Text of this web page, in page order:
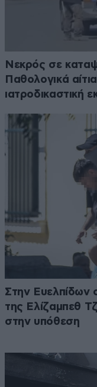
Νεκρός σε
Παθολογικά
ιατροδικαστική
Στην Ευελπίδων
της Ελίζαμπεθ
στην υπόθεση